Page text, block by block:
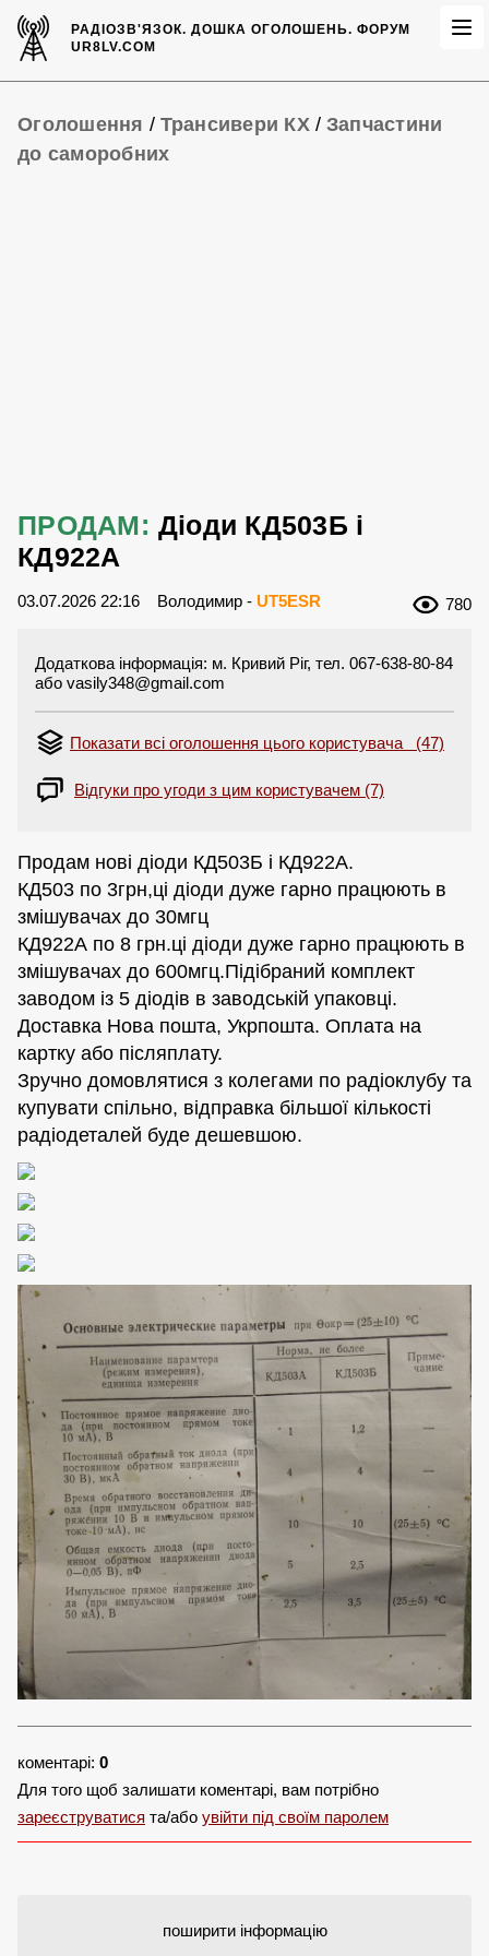
РАДІОЗВ'ЯЗОК.ДОШКА ОГОЛОШЕНЬ. ФОРУМ
UR8LV.COM
Оголошення / Трансивери КХ/ Запчастини
до саморобних
ПРОДАМ: Діоди КД503Б і
КД922А
03.07.2026 22:16 Володимир - UT5ESR 780
Додаткова інформація: м. Кривий Ріг, тел. 067-638-80-84
або vasily348@gmail.com
Показати всі оголошення цього користувача (47)
Відгуки про угоди з цим користувачем (7)
Продам нові діоди КД503Б і КД922А.
КД503 по 3грн,ці діоди дуже гарно працюють в
змішувачах до 30мгц
КД922А по 8 грн.ці діоди дуже гарно працюють в
змішувачах до 600мгц.Підібраний комплект
заводом із 5 діодів в заводській упаковці.
Доставка Нова пошта, Укрпошта. Оплата на
картку або післяплату.
Зручно домовлятися з колегами по радіоклубу та
купувати спільно, відправка більшої кількості
радіодеталей буде дешевшою.
коментарі: 0
Для того щоб залишати коментарі, вам потрібно
зареєструватися та/або увійти під своїм паролем
поширити інформацію